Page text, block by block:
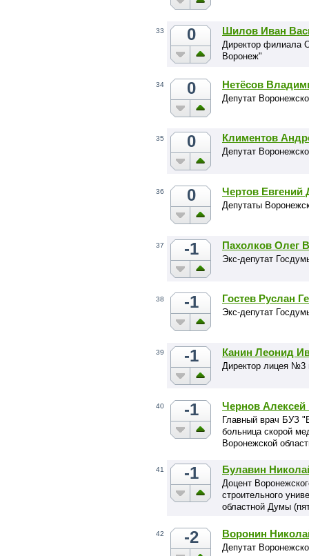
33 0 Шилов Иван
Директор филиала
Воронеж"
34 0 Нетёсов
Депутат
35 0 Климентов
Депутат
36 0 Чертов Евгений
Депутаты
37 -1 Пахолков Олег
Экс-депутат
38 -1 Гостев Руслан
Экс-депутат
39 -1 Канин Леонид
Директор лицея №3
40 -1 Чернов Алексей
Главный врач БУЗ
больница скорой
Воронежской
41 -1 Булавин
Доцент
строительного
областной Думы
42 -2 Воронин
Депутат